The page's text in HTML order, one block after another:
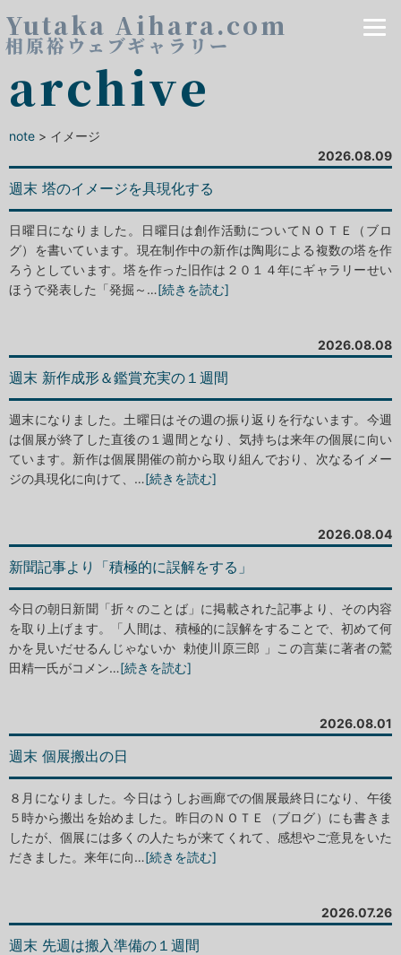
Yutaka Aihara.com
相原裕ウェブギャラリー
archive
note > イメージ
2026.08.09
週末 塔のイメージを具現化する
日曜日になりました。日曜日は創作活動についてＮＯＴＥ（ブロ
グ）を書いています。現在制作中の新作は陶彫による複数の塔を作
ろうとしています。塔を作った旧作は２０１４年にギャラリーせい
ほうで発表した「発掘～…[続きを読む]
2026.08.08
週末 新作成形＆鑑賞充実の１週間
週末になりました。土曜日はその週の振り返りを行ないます。今週
は個展が終了した直後の１週間となり、気持ちは来年の個展に向い
ています。新作は個展開催の前から取り組んでおり、次なるイメー
ジの具現化に向けて、…[続きを読む]
2026.08.04
新聞記事より「積極的に誤解をする」
今日の朝日新聞「折々のことば」に掲載された記事より、その内容
を取り上げます。「人間は、積極的に誤解をすることで、初めて何
かを見いだせるんじゃないか 勅使川原三郎 」この言葉に著者の鷲
田精一氏がコメン…[続きを読む]
2026.08.01
週末 個展搬出の日
８月になりました。今日はうしお画廊での個展最終日になり、午後
５時から搬出を始めました。昨日のＮＯＴＥ（ブログ）にも書きま
したが、個展には多くの人たちが来てくれて、感想やご意見をいた
だきました。来年に向…[続きを読む]
2026.07.26
週末 先週は搬入準備の１週間